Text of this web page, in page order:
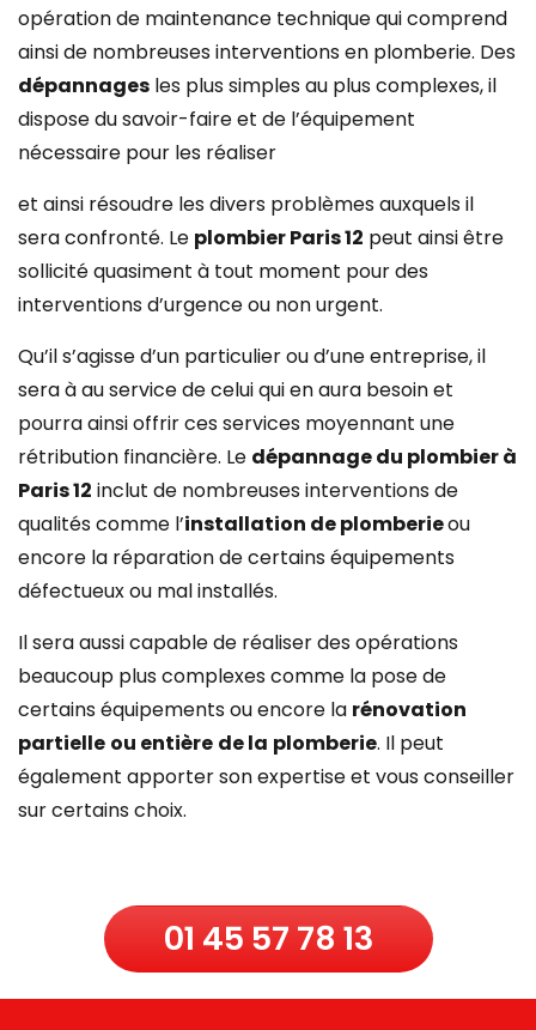
opération de maintenance technique qui comprend
ainsi de nombreuses interventions en plomberie. Des
dépannages les plus simples au plus complexes, il
dispose du savoir-faire et de l’équipement
nécessaire pour les réaliser
et ainsi résoudre les divers problèmes auxquels il
sera confronté. Le plombier Paris 12 peut ainsi être
sollicité quasiment à tout moment pour des
interventions d’urgenceou non urgent.
Qu’il s’agisse d’un particulier ou d’une entreprise, il
sera à au service de celui qui en aura besoin et
pourra ainsi offrir ces services moyennant une
rétribution financière. Le dépannage du plombier à
Paris 12 inclut de nombreuses interventions de
qualités comme l’installation de plomberieou
encore la réparation de certains équipements
défectueux ou mal installés.
Il sera aussi capable de réaliser des opérations
beaucoup plus complexes comme la pose de
certains équipements ou encore la rénovation
partielle ou entière de la plomberie. Il peut
également apporter son expertise et vous conseiller
sur certains choix.
01 45 57 78 13